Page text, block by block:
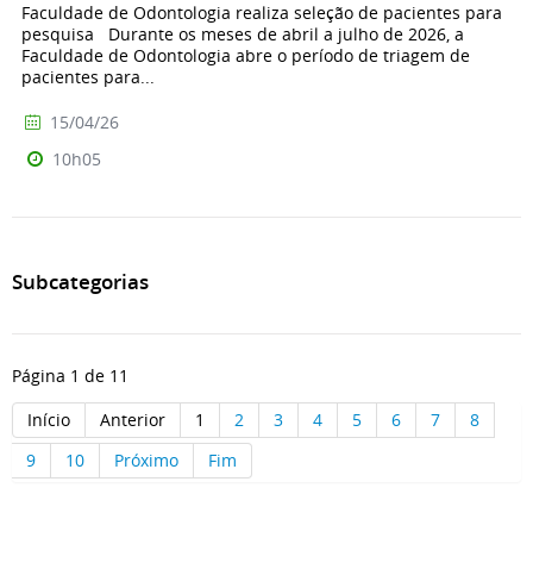
Faculdade de Odontologia realiza seleção de pacientes para
pesquisa Durante os meses de abril a julho de 2026, a
Faculdade de Odontologia abre o período de triagem de
pacientes para...
15/04/26
10h05
Subcategorias
Página 1 de 11
Início
Anterior 1 2 3 4 5 6 7
8
9
10 Próximo Fim